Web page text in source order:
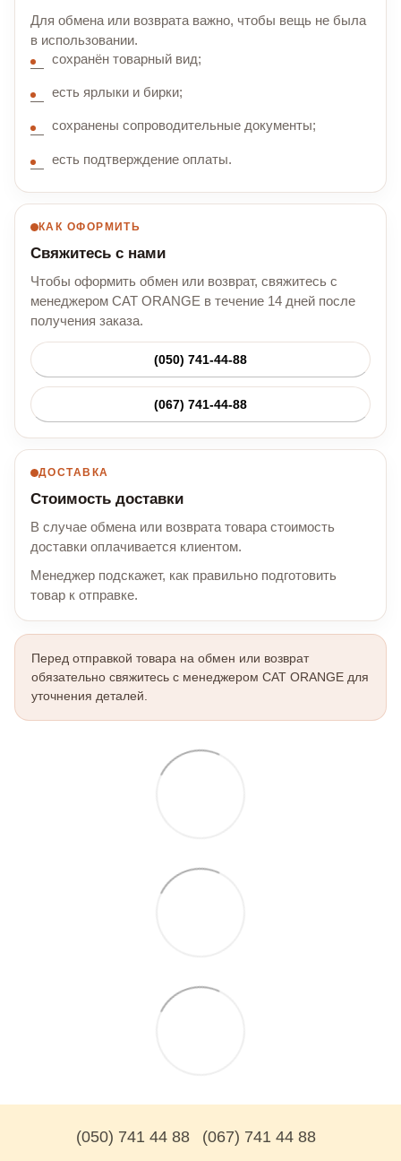
Для обмена или возврата важно, чтобы вещь не была
в использовании.
сохранён товарный вид;
есть ярлыки и бирки;
сохранены сопроводительные документы;
есть подтверждение оплаты.
КАК ОФОРМИТЬ
Свяжитесь с нами
Чтобы оформить обмен или возврат, свяжитесь с
менеджером CAT ORANGE в течение 14 дней после
получения заказа.
(050) 741-44-88
(067) 741-44-88
ДОСТАВКА
Стоимость доставки
В случае обмена или возврата товара стоимость
доставки оплачивается клиентом.
Менеджер подскажет, как правильно подготовить
товар к отправке.
Перед отправкой товара на обмен или возврат
обязательно свяжитесь с менеджером CAT ORANGE для
уточнения деталей.
(050) 741 44 88 (067) 741 44 88